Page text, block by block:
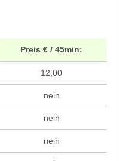
Preis € / 45min:
12,00
nein
nein
nein